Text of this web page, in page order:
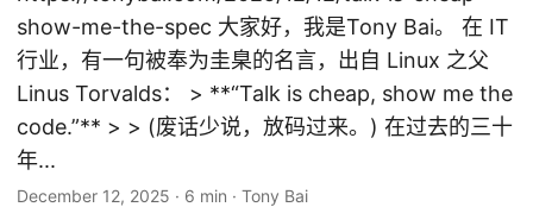
show-me-the-spec 大家好，我是Tony Bai。 在 IT
行业，有一句被奉为圭臬的名言，出自 Linux 之父
Linus Torvalds： > **“Talk is cheap, show me the
code.”** > > (废话少说，放码过来。) 在过去的三十
年...
December 12, 2025 · 6 min · Tony Bai